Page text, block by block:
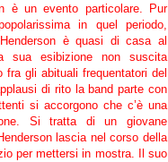
è un evento particolare. Pur
in quel periodo,
è quasi di casa al
sua esibizione non suscita
fra gli abituali frequentatori del
di rito la band parte con
si accorgono che c’è una
Si tratta di un giovane
lascia nel corso della
per mettersi in mostra. Il suo